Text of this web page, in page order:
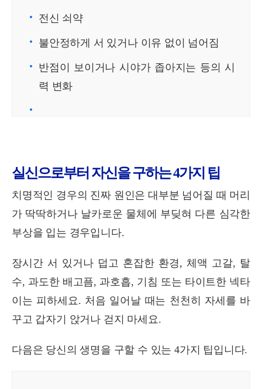
전신 쇠약
불안정하게 서 있거나 이유 없이 넘어짐
반점이 보이거나 시야가 좁아지는 등의 시
력 변화
실신으로부터 자신을 구하는 4가지 팁
치명적인 경우의 진짜 원인은 대부분 넘어질 때 머리
가 딱딱하거나 날카로운 물체에 부딪혀 다른 심각한
부상을 입는 경우입니다.
장시간 서 있거나 덥고 혼잡한 환경, 체액 고갈, 탈
수, 과도한 배고픔, 과호흡, 기침 또는 타이트한 넥타
이는 피하세요. 처음 일어날 때는 천천히 자세를 바
꾸고 갑자기 앉거나 걷지 마세요.
다음은 당신의 생명을 구할 수 있는 4가지 팁입니다.